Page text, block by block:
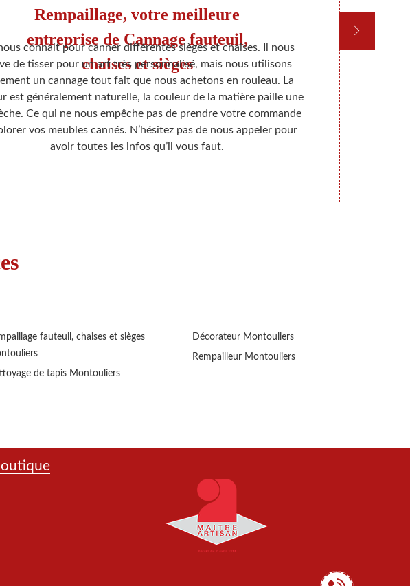
Rempaillage, votre meilleure
entreprise de Cannage fauteuil,
chaises et sièges
connait pour canner différentes sièges et chaises. Il nous
de tisser pour un art très personnalisé, mais nous utilisons
un cannage tout fait que nous achetons en rouleau. La
est généralement naturelle, la couleur de la matière paille une
Ce qui ne nous empêche pas de prendre votre commande
vos meubles cannés. N’hésitez pas de nous appeler pour
avoir toutes les infos qu’il vous faut.
Où que
fauteuil, chaises et sièges
de tapis Montouliers
Décorateur Montouliers
Rempailleur Montouliers